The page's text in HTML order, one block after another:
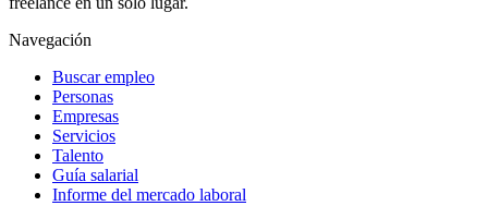
Navegación
Buscar empleo
Personas
Empresas
Servicios
Talento
Guía salarial
Informe del mercado laboral